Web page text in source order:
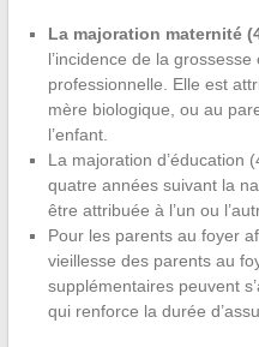
La majoration maternité
l’incidence de la
professionnelle. Elle est
mère biologique, ou au
l’enfant.
La majoration d’éducation
quatre années suivant la
être attribuée à l’un ou
Pour les parents au foyer
vieillesse des parents au
supplémentaires peuvent
qui renforce la durée